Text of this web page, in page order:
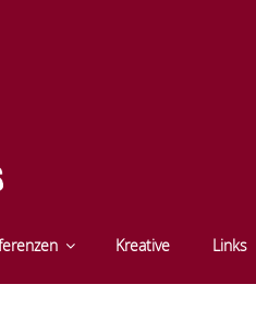
- FILM-
-
Kreative Links